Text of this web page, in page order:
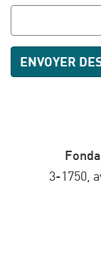
3-1750,